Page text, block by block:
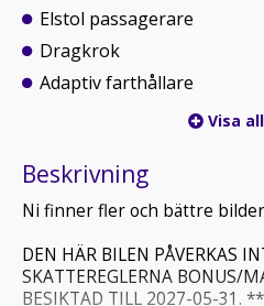
Elstol passagerare
Dragkrok
Adaptiv farthållare
Visa
Beskrivning
Ni finner fler och bättre
DEN HÄR BILEN PÅVERKAS
SKATTEREGLERNA BONUS/
BESIKTAD TILL 2027-05-31.